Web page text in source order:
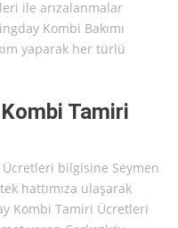
ile arızalanmalar
Kombi Bakımı
yaparak her türlü
Tamiri
bilgisine Seymen
hattımıza ulaşarak
Kombi Tamiri Ücretleri